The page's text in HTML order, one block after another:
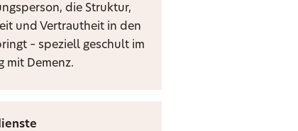
die Struktur,
und Vertrautheit in den
– speziell geschult im
mit Demenz.